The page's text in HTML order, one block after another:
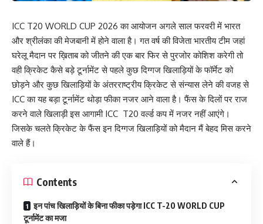
ICC T20 WORLD CUP 2026 का आयोजन अगले साल फरवरी में भारत
और श्रीलंका की मेजबानी में होने वाला है। गत वर्ष की विजेता भारतीय टीम जहां
घरेलू मैदान पर ख़िताब को जीतने की एक बार फिर से पुरजोर कोशिश करेगी तो
वही क्रिकेट कैसे बड़े टूर्नामेंट से पहले कुछ दिग्गज खिलाड़ियों के फॉर्मेट को
छोड़ने और कुछ खिलाड़ियों के अंतरराष्ट्रीय क्रिकेट से संन्यास लेने की वजह से
ICC का यह बड़ा टूर्नामेंट थोड़ा फीका नजर आने वाला है। फैंस के दिलों पर राज
करने वाले खिलाड़ी इस आगामी ICC T20 वर्ल्ड कप में नजर नहीं आएंगे।
जिसके चलते क्रिकेट के फैंस इन दिग्गज खिलाड़ियों को मैदान मैं बेहद मिस करने
वाले हैं।
Contents
इन पांच खिलाड़ियों के बिना फीका पड़ेगा ICC T-20 WORLD CUP
टूर्नामेंट का मजा